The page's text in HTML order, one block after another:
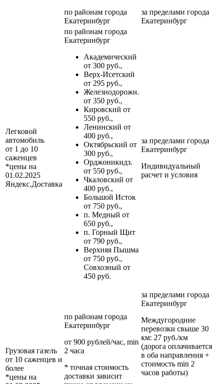
по районам города
Екатеринбург
за пределами города
Екатеринбург
Легковой
автомобиль
от 1 до 10
саженцев
*цены на
01.02.2025
Яндекс.Доставка
по районам города
Екатеринбург
Академический
от 300 руб.,
Верх-Исетский
от 295 руб.,
Железнодорожн.
от 350 руб.,
Кировский от
550 руб.,
Ленинский от
400 руб.,
Октябрьский от
300 руб.,
Орджоникидз.
от 550 руб.,
Чкаловский от
400 руб.,
Большой Исток
от 750 руб.,
п. Медный от
650 руб.,
п. Горный Щит
от 790 руб.,
Верхняя Пышма
от 750 руб.,
Совхозный от
450 руб.
за пределами города
Екатеринбург
Индивидуальный
расчет и условия
Грузовая газель
от 10 саженцев и
более
*цены на
по районам города
Екатеринбург
от 900 рублей/час, min
2 часа
* точная стоимость
доставки зависит
за пределами города
Екатеринбург
Междугородние
перевозки свыше 30
км: 27 руб./км
(дорога оплачивается
в оба направления +
стоимость min 2
часов работы)